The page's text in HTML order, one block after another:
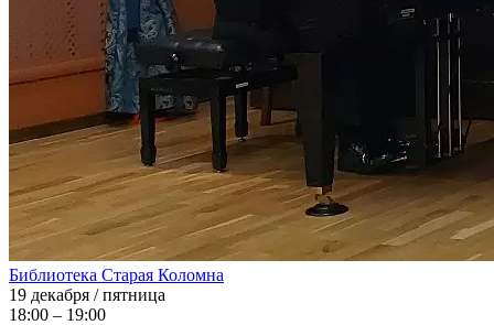
Библиотека Старая Коломна
19 декабря / пятница
18:00 – 19:00